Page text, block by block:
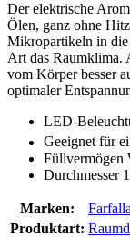
Der elektrische
Ölen, ganz ohne
Mikropartikeln in die
Art das Raumklima.
vom Körper besser
optimaler
LED-
Geeignet für
Füllvermögen
Durchmesser
Marken:
Farfalla
Produktart: